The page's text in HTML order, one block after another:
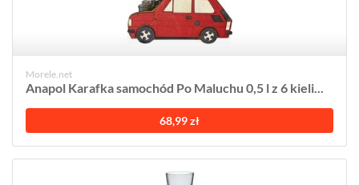
Morele.net
Anapol Karafka samochód Po Maluchu 0,5 l z 6 kieli...
68,99 zł